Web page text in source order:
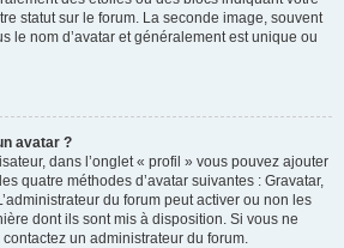
statut sur le forum. La seconde image, souvent
le nom d’avatar et généralement est unique ou
avatar ?
dans l’onglet « profil » vous pouvez ajouter
quatre méthodes d’avatar suivantes : Gravatar,
du forum peut activer ou non les
dont ils sont mis à disposition. Si vous ne
un administrateur du forum.